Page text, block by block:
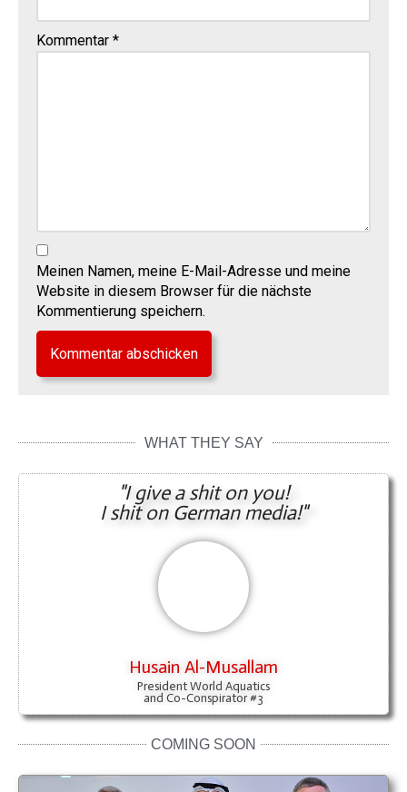
Kommentar *
Meinen Namen, meine E-Mail-Adresse und meine
Website in diesem Browser für die nächste
Kommentierung speichern.
WHAT THEY SAY
"I give a shit on you!
I shit on German media!"
Husain Al-Musallam
President World Aquatics
and Co-Conspirator #3
COMING SOON